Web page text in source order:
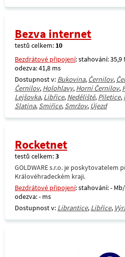
Bezva internet
testů celkem: 10
Bezdrátové připojení: stahování: 35,9
odezva: 41,8 ms
Dostupnost v: Bukovina, Černilov,
Černilov, Holohlavy, Horní Černilov,
Lejšovka, Libřice, Neděliště, Piletice,
Slatina, Smiřice, Smržov, Újezd
Rocketnet
testů celkem:3
GOLDWARE s.r.o. je poskytovatelem
Královéhradeckém kraji.
Bezdrátové připojení: stahování: -
odezva: - ms
Dostupnost v: Librantice, Libřice,